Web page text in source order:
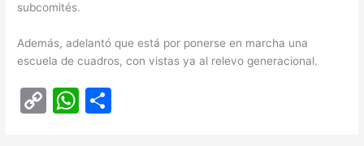
subcomités.
Además, adelantó que está por ponerse en marcha una
escuela de cuadros, con vistas ya al relevo generacional.
C
W